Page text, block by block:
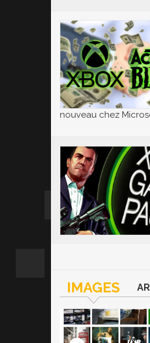
nouveau chez
IMAGES